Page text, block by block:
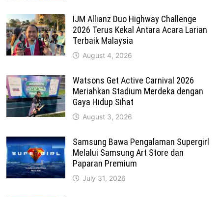
IJM Allianz Duo Highway Challenge
2026 Terus Kekal Antara Acara Larian
Terbaik Malaysia
August 4, 2026
Watsons Get Active Carnival 2026
Meriahkan Stadium Merdeka dengan
Gaya Hidup Sihat
August 3, 2026
Samsung Bawa Pengalaman Supergirl
Melalui Samsung Art Store dan
Paparan Premium
July 31, 2026